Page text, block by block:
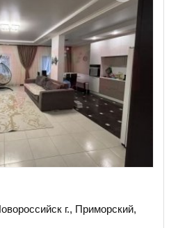
г., Приморский,